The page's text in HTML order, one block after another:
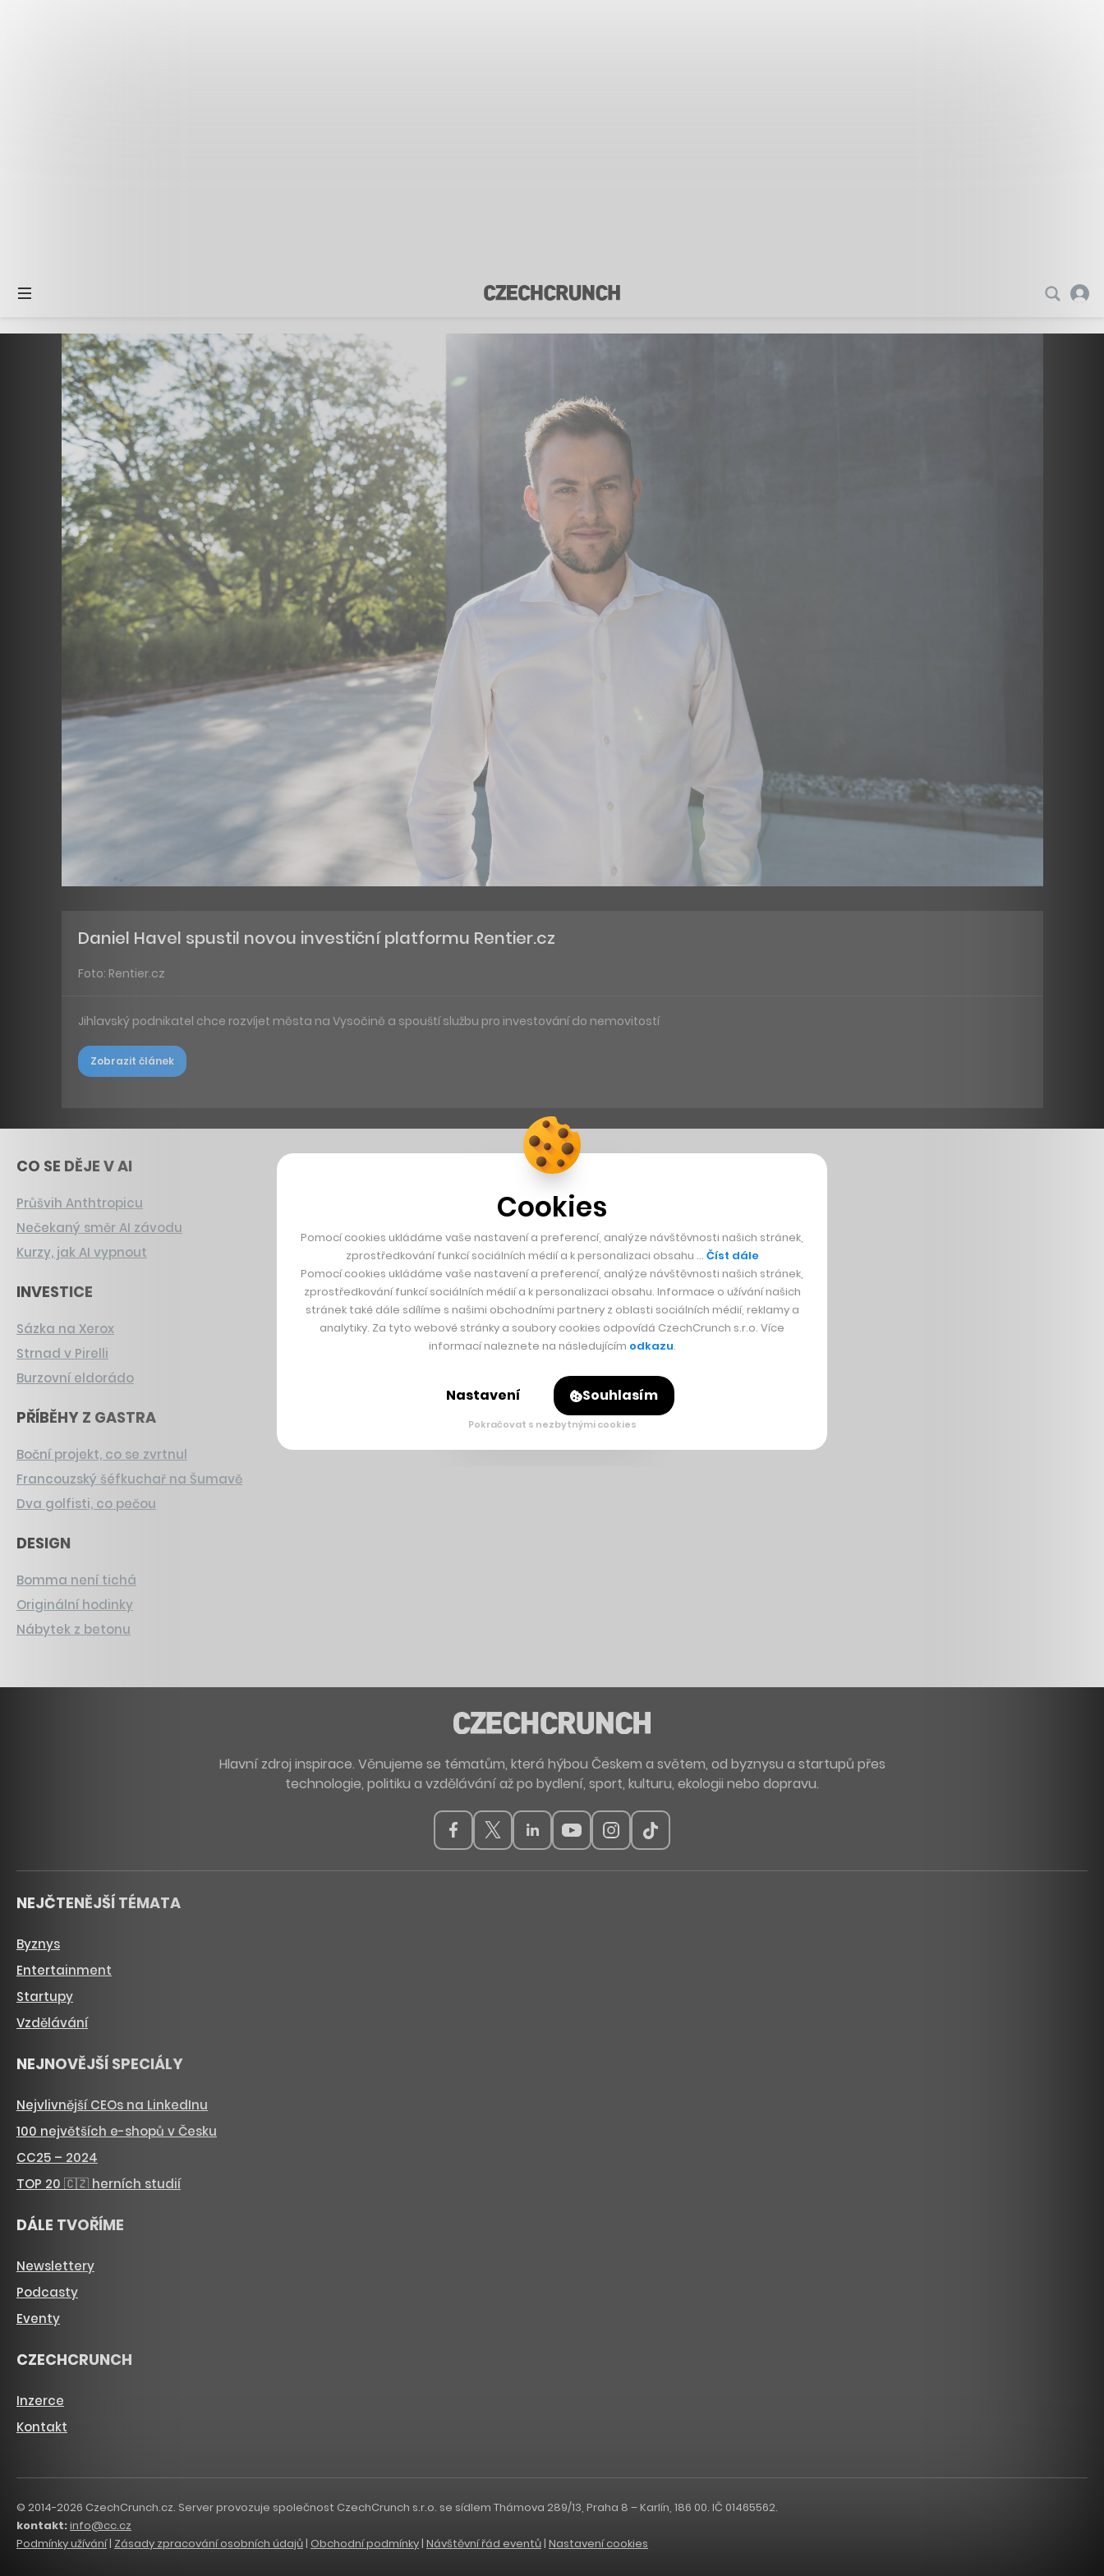
Daniel Havel spustil novou investiční platformu Rentier.cz
Foto: Rentier.cz
Jihlavský podnikatel chce rozvíjet města na Vysočině a spouští službu pro investování do nemovitostí
Zobrazit článek
CO SE DĚJE V AI
Průšvih Anthtropicu
Nečekaný směr AI závodu
Kurzy, jak AI vypnout
INVESTICE
Sázka na Xerox
Strnad v Pirelli
Burzovní eldorádo
PŘÍBĚHY Z GASTRA
Boční projekt, co se zvrtnul
Francouzský šéfkuchař na Šumavě
Dva golfisti, co pečou
DESIGN
Bomma není tichá
Originální hodinky
Nábytek z betonu
Hlavní zdroj inspirace. Věnujeme se tématům, která hýbou Českem a světem, od byznysu a startupů přes
technologie, politiku a vzdělávání až po bydlení, sport, kulturu, ekologii nebo dopravu.
NEJČTENĚJŠÍ TÉMATA
Byznys
Entertainment
Startupy
Vzdělávání
NEJNOVĚJŠÍ SPECIÁLY
Nejvlivnější CEOs na LinkedInu
100 největších e-shopů v Česku
CC25 – 2024
TOP 20 🇨🇿 herních studií
DÁLE TVOŘÍME
Newslettery
Podcasty
Eventy
CZECHCRUNCH
Inzerce
Kontakt
© 2014-2026 CzechCrunch.cz. Server provozuje společnost CzechCrunch s.r.o. se sídlem Thámova 289/13, Praha 8 – Karlín, 186 00. IČ 01465562.
kontakt:info@cc.cz
Podmínky užívání| Zásady zpracování osobních údajů | Obchodní podmínky | Návštěvní řád eventů | Nastavení cookies
Cookies
Pomocí cookies ukládáme vaše nastavení a preferencí, analýze návštěvnosti našich stránek,
zprostředkování funkcí sociálních médií a k personalizaci obsahu … Číst dále
Pomocí cookies ukládáme vaše nastavení a preferencí, analýze návštěvnosti našich stránek,
zprostředkování funkcí sociálních médií a k personalizaci obsahu. Informace o užívání našich
stránek také dále sdílíme s našimi obchodními partnery z oblasti sociálních médií, reklamy a
analytiky. Za tyto webové stránky a soubory cookies odpovídá CzechCrunch s.r.o. Více
informací naleznete na následujícím odkazu.
Nastavení Souhlasím
Pokračovat s nezbytnými cookies